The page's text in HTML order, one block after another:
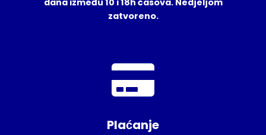
dana između 10 i 18h časova. Nedjeljom
zatvoreno.
Plaćanje